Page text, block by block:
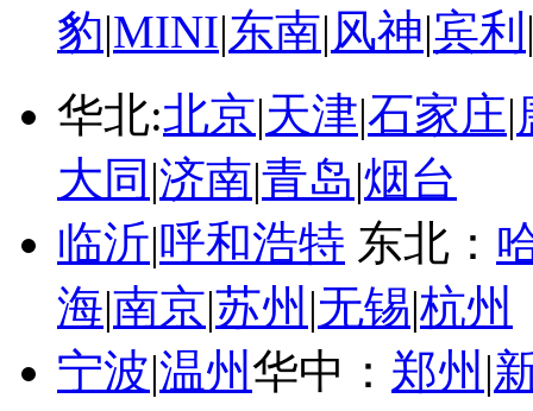
豹|MINI|东南|风神|宾利
华北:北京|天津|石家庄|
大同 |济南|青岛|烟台
临沂|呼和浩特 东北：
海|南京|苏州 |无锡|杭州
宁波|温州华中： 郑州 |